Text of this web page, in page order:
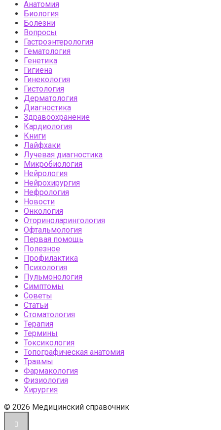
Анатомия
Биология
Болезни
Вопросы
Гастроэнтерология
Гематология
Генетика
Гигиена
Гинекология
Гистология
Дерматология
Диагностика
Здравоохранение
Кардиология
Книги
Лайфхаки
Лучевая диагностика
Микробиология
Нейрология
Нейрохирургия
Нефрология
Новости
Онкология
Оториноларингология
Офтальмология
Первая помощь
Полезное
Профилактика
Психология
Пульмонология
Симптомы
Советы
Статьи
Стоматология
Терапия
Термины
Токсикология
Топографическая анатомия
Травмы
Фармакология
Физиология
Хирургия
© 2026 Медицинский справочник